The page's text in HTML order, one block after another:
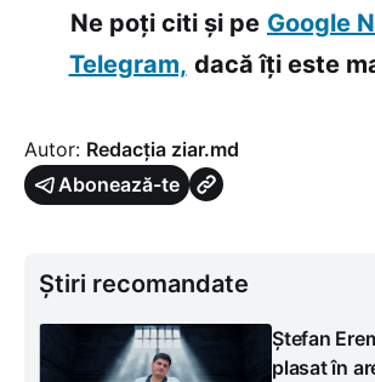
Ne poți citi și pe Google
Telegram, dacă îți este
Autor: Redacția ziar.md
Abonează-te
Știri recomandate
Ștefan
plasat în